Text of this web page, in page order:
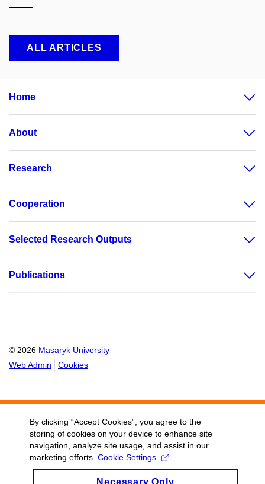
ALL ARTICLES
Home
About
Research
Cooperation
Selected Research Outputs
Publications
© 2026 Masaryk University
Web Admin
Cookies
By clicking “Accept Cookies”, you agree to the
storing of cookies on your device to enhance site
navigation, analyze site usage, and assist in our
marketing efforts. Cookie Settings
Necessary Only